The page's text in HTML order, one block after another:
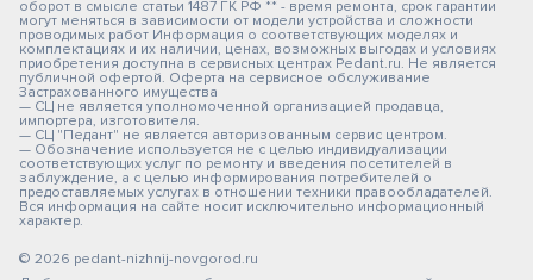
оборот в смысле статьи 1487 ГК РФ ** - время ремонта, срок гарантии
могут меняться в зависимости от модели устройства и сложности
проводимых работ Информация о соответствующих моделях и
комплектациях и их наличии, ценах, возможных выгодах и условиях
приобретения доступна в сервисных центрах Pedant.ru. Не является
публичной офертой. Оферта на сервисное обслуживание
Застрахованного имущества
— СЦ не является уполномоченной организацией продавца,
импортера, изготовителя.
— СЦ "Педант" не является авторизованным сервис центром.
— Обозначение используется не с целью индивидуализации
соответствующих услуг по ремонту и введения посетителей в
заблуждение, а с целью информирования потребителей о
предоставляемых услугах в отношении техники правообладателей.
Вся информация на сайте носит исключительно информационный
характер.
© 2026 pedant-nizhnij-novgorod.ru